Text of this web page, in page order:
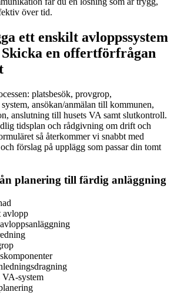
över tid.
ett enskilt avloppssystem
Skicka en offertförfrågan
platsbesök, provgrop,
ansökan/anmälan till kommunen,
anslutning till husets VA samt slutkontroll.
tidsplan och rådgivning om drift och
så återkommer vi snabbt med
förslag på upplägg som passar din tomt
planering till färdig anläggning
avlopp
system